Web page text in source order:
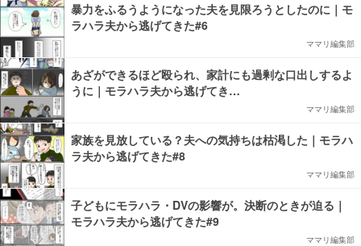
暴力をふるうようになった夫を見限ろうとしたのに｜モ
ラハラ夫から逃げてきた#6
ママリ編集部
あざができるほど殴られ、家計にも過剰な口出しするよ
うに｜モラハラ夫から逃げてき…
ママリ編集部
家族を見放している？夫への気持ちは枯渇した｜モラハ
ラ夫から逃げてきた#8
ママリ編集部
子どもにモラハラ・DVの影響が。決断のときが迫る｜
モラハラ夫から逃げてきた#9
ママリ編集部